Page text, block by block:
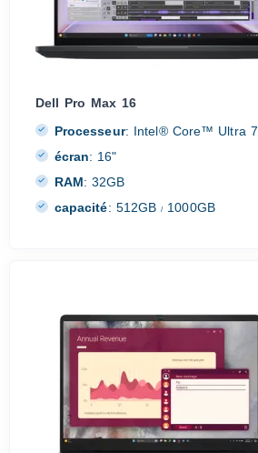
Dell Pro Max 16
Processeur: Intel® Core™ Ultra 7
écran: 16"
RAM: 32GB
capacité: 512GB/ 1000GB